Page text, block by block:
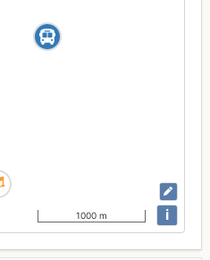
1000 m i